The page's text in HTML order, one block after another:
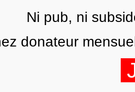
Ni pub, ni
donateur